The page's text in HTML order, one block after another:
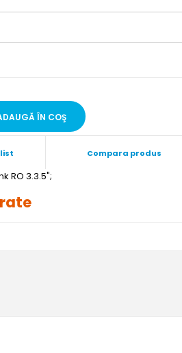
Compara produs
";